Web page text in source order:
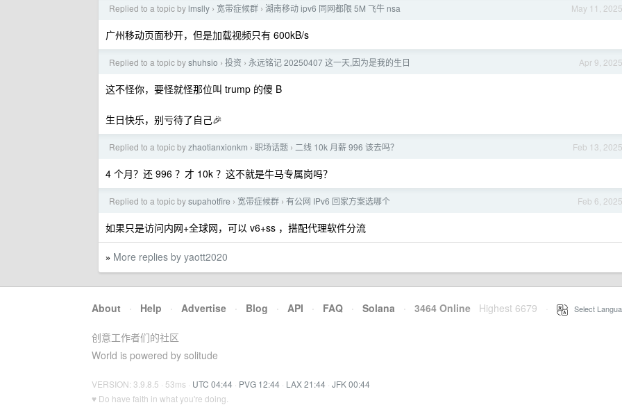
May 11, 2025
Replied to a topic by lmslly › 宽带症候群 › 湖南移动 ipv6 同网都限 5M 飞牛 nsa
广州移动页面秒开，但是加载视频只有 600kB/s
Apr 9, 2025
Replied to a topic byshuhsio › 投资 › 永远铭记 20250407 这一天,因为是我的生日
这不怪你，要怪就怪那位叫 trump 的傻 B
生日快乐，别亏待了自己🎉
Feb 13, 2025
Replied to a topic byzhaotianxionkm › 职场话题 › 二线 10k 月薪 996 该去吗？
4 个月？还 996 ？才 10k ？这不就是牛马专属岗吗？
Feb 6, 2025
Replied to a topic bysupahotfire › 宽带症候群 › 有公网 IPv6 回家方案选哪个
如果只是访问内网+全球网，可以 v6+ss ，搭配代理软件分流
» More replies by yaott2020
About · Help · Advertise · Blog · API · FAQ · Solana · 3464 Online Highest 6679 Select
创意工作者们的社区
World is powered by solitude
VERSION: 3.9.8.5 · 53ms · UTC 04:44 · PVG 12:44 · LAX 21:44 · JFK 00:44
♥ Do have faith in what you're doing.